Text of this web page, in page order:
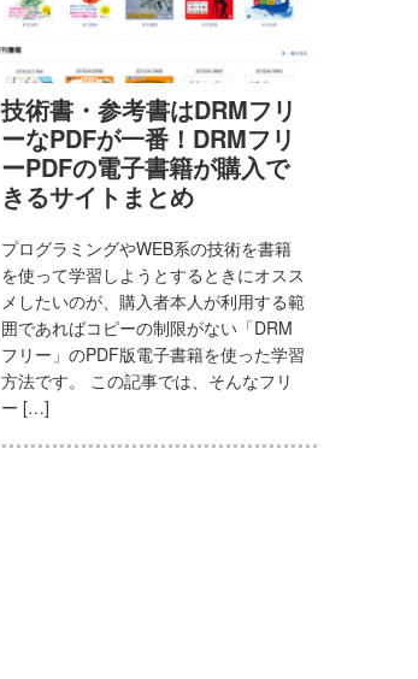
技術書・参考書はDRMフリ
ーなPDFが一番！DRMフリ
ーPDFの電子書籍が購入で
きるサイトまとめ
プログラミングやWEB系の技術を書籍
を使って学習しようとするときにオスス
メしたいのが、購入者本人が利用する範
囲であればコピーの制限がない「DRM
フリー」のPDF版電子書籍を使った学習
方法です。 この記事では、そんなフリ
ー […]